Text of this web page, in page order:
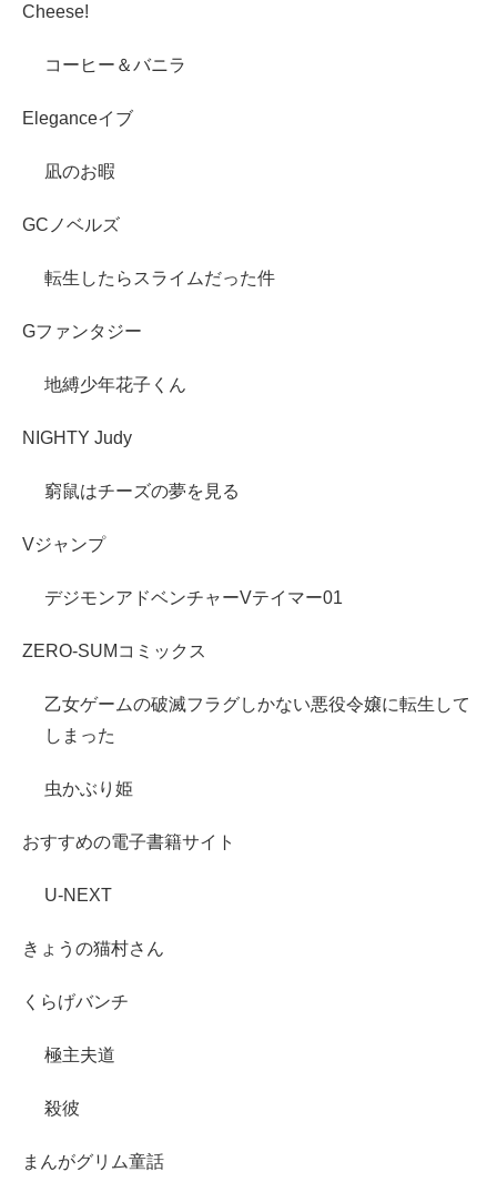
Cheese!
コーヒー＆バニラ
Eleganceイブ
凪のお暇
GCノベルズ
転生したらスライムだった件
Gファンタジー
地縛少年花子くん
NIGHTY Judy
窮鼠はチーズの夢を見る
Vジャンプ
デジモンアドベンチャーVテイマー01
ZERO-SUMコミックス
乙女ゲームの破滅フラグしかない悪役令嬢に転生して
しまった
虫かぶり姫
おすすめの電子書籍サイト
U-NEXT
きょうの猫村さん
くらげバンチ
極主夫道
殺彼
まんがグリム童話